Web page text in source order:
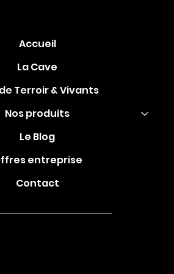
: vin bio vs vin
- Quel choix pour votre
Accueil
La Cave
Terroir & Vivants
Nos produits
Le Blog
entreprise
Contact